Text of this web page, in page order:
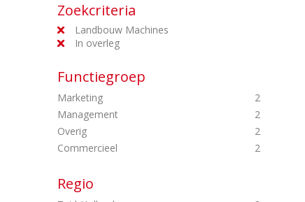
Zoekcriteria
Landbouw Machines
In overleg
Functiegroep
Marketing
2
Management
2
Overig
2
Commercieel
2
Regio